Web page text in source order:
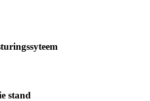
stand